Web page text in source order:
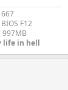
667
F12
997MB
life in hell